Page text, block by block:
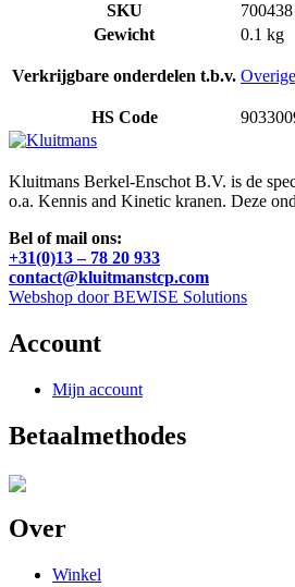
SKU
700438
Gewicht
0.1 kg
Verkrijgbare onderdelen t.b.v. Overige
HS Code
Kluitmans Berkel-Enschot B.V. is de
o.a. Kennis and Kinetic kranen. Deze
Bel of mail ons:
+31(0)13 – 78 20 933
contact@kluitmanstcp.com
Webshop door BEWISE Solutions
Account
Mijn account
Betaalmethodes
Over
Winkel